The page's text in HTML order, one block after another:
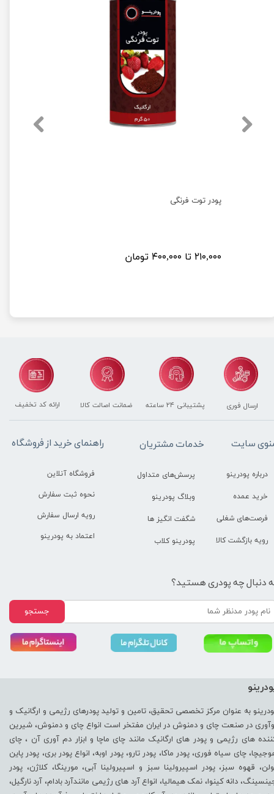
پودر توت فرنگی
۲۱۰,۰۰۰ تا ۴۰۰,۰۰۰ تومان
به عنوان مرکز تخصصی تحقیق، تامین و تولید پودرهای رژیمی و ارگانیک و
در صنعت چای و دمنوش در ایران مفتخر است انواع چای و دمنوش، شیرین
های رژیمی و پودر های ارگانیک مانند چای ماچا و ابزار دم آوری آن ، چای
چای سیاه فوری، پودر ماکا، پودر تارو، پودر اوبه، انواع پودر بری، پودر پاین
قهوه سبز، پودر اسپیرولینا سبز و اسپیرولینا آبی، مورینگا، کلاژن، پودر
دانه کینوا، نمک هیمالیا، انواع آرد های رژیمی مانندآرد بادام، آرد نارگیل،
پشتیبانی ۲۴ ساعته ارائه کد تخفیف ارسال فوری ضمانت اصالت کالا
راهنمای خرید از فروشگاه
فروشگاه آنلاین
نحوه ثبت سفارش
رویه ارسال سفارش
اعتماد به پودرینو
خدمات مشتریان
پرسش‌های متداول
وبلاگ پودرینو
شگفت انگیز ها
پودرینو کلاب
سایت
درباره پودرینو
خرید عمده
فرصت‌های شغلی
رویه بازگشت کالا
دنبال چه پودری هستید؟
جستجو